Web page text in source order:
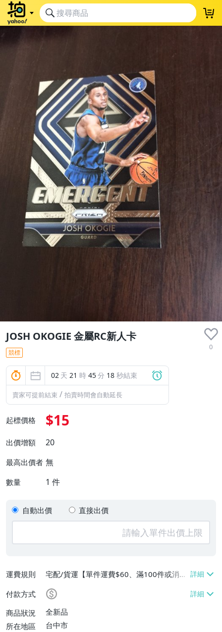
JOSH OKOGIE 金屬RC新人卡
0
競標
02 天 21 時 45分 18 秒結束
賣家可提前結束 / 拍賣時間會自動延長
起標價格 $15
出價增額 20
最高出價者 無
數量 1 件
自動出價 直接出價
運費規則
宅配/貨運【單件運費$60、滿100件或消費
滿$9999免運費】
付款方式
商品狀況
全新品
所在地區
台中市